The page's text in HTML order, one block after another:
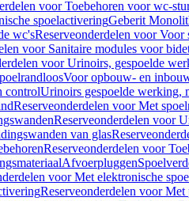
voor Toebehoren voor wc-
spoelactiveringGeberit
wc'sReserveonderdelen voor Voor
voor Sanitaire modules voor
voor Urinoirs, gespoelde
Voor opbouw- en
controlUrinoirs gespoelde werking,
Reserveonderdelen voor Met
Reserveonderdelen voor
van glas
Reserveonderdelen voor
Afvoerpluggen
voor Met elektronische
Reserveonderdelen voor